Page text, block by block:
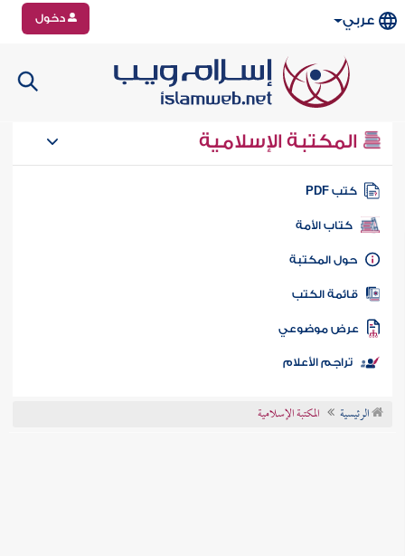
عربي دخول
المكتبة الإسلامية
كتب PDF
كتاب الأمة
المكتبة
الكتب
موضوعي
تراجم الأعلام
الرئيسية المكتبة الإسلامية